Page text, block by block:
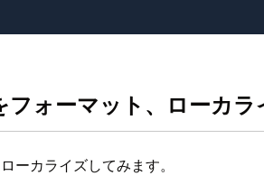
ォーマット、ローカラ
ーカライズしてみます。